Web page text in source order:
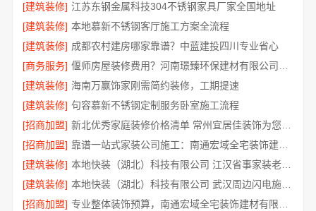
[建筑装修] 江苏东钢金属科技304不锈钢家具厂家全国地址
[建筑装修] 本地慕新不锈钢客厅施工方案全流程
[建筑装修] 成都农村建房哪家靠谱？中蓝建投四川专业省心
[商务服务]
[建筑装修] 海南万赢饰家刚需简约装修，工期提速
[建筑装修] 句容慕新不锈钢定制服务卧室施工流程
[招商加盟]
[招商加盟]
靠谱一站式家装公司施工：南通宏域全宅装饰建材有限公司交付
[建筑装修]
本地快装（湖北）科技有限公司 江汉省事家装老房翻新，本地团队速响应
[建筑装修]
本地快装（湖北）科技有限公司 武汉周边闪电施工，一楼带院居家优选
[招商加盟]